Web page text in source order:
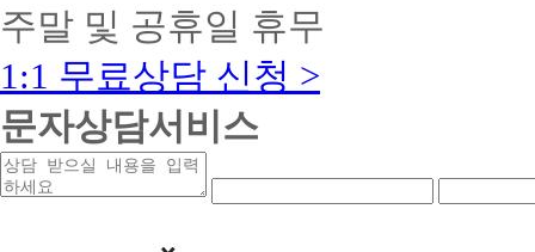
주말 및 공휴일 휴무
1:1 무료상담 신청 >
문자상담서비스
상
담
락
처
락
처